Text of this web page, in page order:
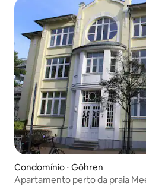
Condomínio ⋅ Göhren
Apartamento perto da praia